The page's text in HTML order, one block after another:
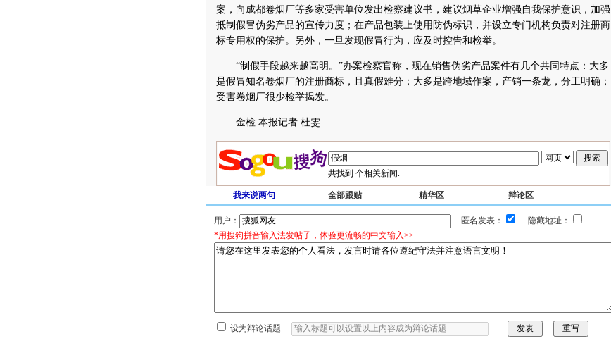
案，向成都卷烟厂等多家受害单位发出检察建议书，建议烟草企业增强自我保护意识，加强
抵制假冒伪劣产品的宣传力度；在产品包装上使用防伪标识，并设立专门机构负责对注册商
标专用权的保护。另外，一旦发现假冒行为，应及时控告和检举。
“制假手段越来越高明。”办案检察官称，现在销售伪劣产品案件有几个共同特点：大多
是假冒知名卷烟厂的注册商标，且真假难分；大多是跨地域作案，产销一条龙，分工明确；
受害卷烟厂很少检举揭发。
金检 本报记者 杜雯
共找到 个相关新闻.
我来说两句 全部跟贴 精华区 辩论区
用户： 匿名发表：
隐藏地址：
*用搜狗拼音输入法发帖子，体验更流畅的中文输入>>
设为辩论话题